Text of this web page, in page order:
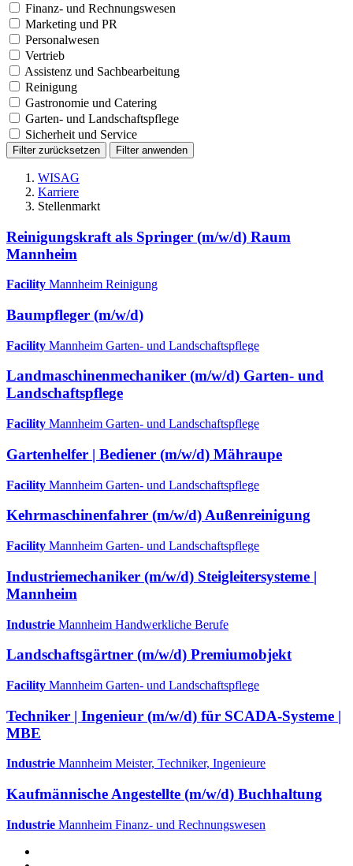
Finanz- und Rechnungswesen
Marketing und PR
Personalwesen
Vertrieb
Assistenz und Sachbearbeitung
Reinigung
Gastronomie und Catering
Garten- und Landschaftspflege
Sicherheit und Service
Filter zurücksetzen Filter anwenden
WISAG
Karriere
Stellenmarkt
Reinigungskraft als Springer (m/w/d) Raum
Mannheim
Facility Mannheim Reinigung
Baumpfleger (m/w/d)
Facility Mannheim Garten- und Landschaftspflege
Landmaschinenmechaniker (m/w/d) Garten- und
Landschaftspflege
Facility Mannheim Garten- und Landschaftspflege
Gartenhelfer | Bediener (m/w/d) Mähraupe
Facility Mannheim Garten- und Landschaftspflege
Kehrmaschinenfahrer (m/w/d) Außenreinigung
Facility Mannheim Garten- und Landschaftspflege
Industriemechaniker (m/w/d) Steigleitersysteme |
Mannheim
Industrie Mannheim Handwerkliche Berufe
Landschaftsgärtner (m/w/d) Premiumobjekt
Facility Mannheim Garten- und Landschaftspflege
Techniker | Ingenieur (m/w/d) für SCADA-Systeme |
MBE
Industrie Mannheim Meister, Techniker, Ingenieure
Kaufmännische Angestellte (m/w/d) Buchhaltung
Industrie Mannheim Finanz- und Rechnungswesen